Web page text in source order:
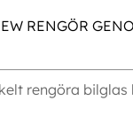
RENGÖR
rengöra